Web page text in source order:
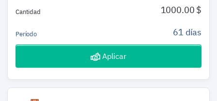
Cantidad 1000.00 $
Período 61 días
Aplicar